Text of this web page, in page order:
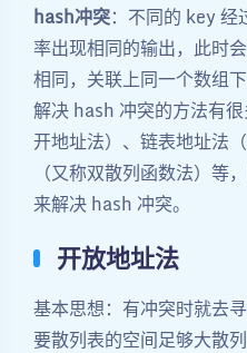
hash冲突：不同的 key
率出现相同的输出，此时
相同，关联上同一个数组
解决 hash 冲突的方法有
开地址法）、链表地址法
（又称双散列函数法）等
来解决 hash 冲突。
开放地址法
基本思想：有冲突时就去
要散列表的空间足够大散